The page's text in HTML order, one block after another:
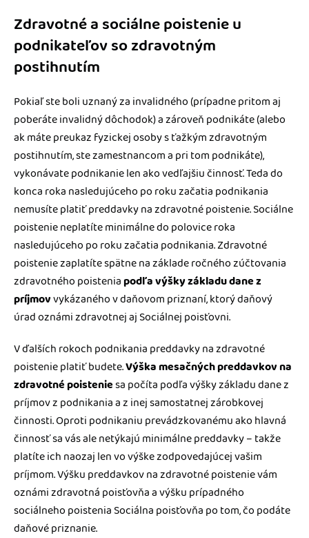
Zdravotné a sociálne poistenie u
podnikateľov so zdravotným
postihnutím
Pokiaľ ste boli uznaný za invalidného (prípadne pritom aj
poberáte invalidný dôchodok) a zároveň podnikáte (alebo
ak máte preukaz fyzickej osoby s ťažkým zdravotným
postihnutím, ste zamestnancom a pri tom podnikáte),
vykonávate podnikanie len ako vedľajšiu činnosť. Teda do
konca roka nasledujúceho po roku začatia podnikania
nemusíte platiť preddavky na zdravotné poistenie. Sociálne
poistenie neplatíte minimálne do polovice roka
nasledujúceho po roku začatia podnikania. Zdravotné
poistenie zaplatíte spätne na základe ročného zúčtovania
zdravotného poisteniapodľa výšky základu dane z
príjmovvykázaného v daňovom priznaní, ktorý daňový
úrad oznámi zdravotnej aj Sociálnej poisťovni.
V ďalších rokoch podnikania preddavky na zdravotné
poistenie platiť budete.Výška mesačných preddavkov na
zdravotné poisteniesa počíta podľa výšky základu dane z
príjmov z podnikania a z inej samostatnej zárobkovej
činnosti. Oproti podnikaniu prevádzkovanému ako hlavná
činnosť sa vás ale netýkajú minimálne preddavky – takže
platíte ich naozaj len vo výške zodpovedajúcej vašim
príjmom. Výšku preddavkov na zdravotné poistenie vám
oznámi zdravotná poisťovňa a výšku prípadného
sociálneho poistenia Sociálna poisťovňa po tom, čo podáte
daňové priznanie.